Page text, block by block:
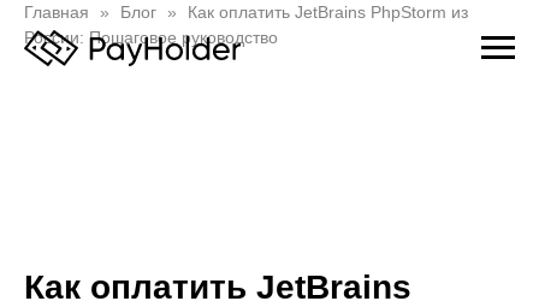
Главная Блог
Как оплатить JetBrains PhpStorm из
России: Пошаговое руководство
Как оплатить JetBrains